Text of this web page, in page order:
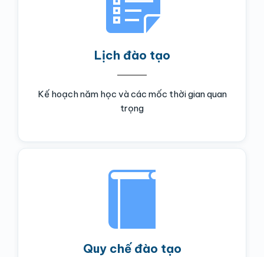
Lịch đào tạo
Kế hoạch năm học và các mốc thời gian quan
trọng
Quy chế đào tạo